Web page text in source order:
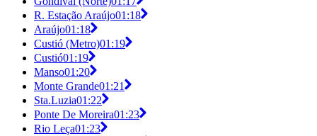
R. Estação Araújo01:18
Araújo01:18
Custió (Metro)01:19
Custió01:19
Manso01:20
Monte Grande01:21
Sta.Luzia01:22
Ponte De Moreira01:23
Rio Leça01:23